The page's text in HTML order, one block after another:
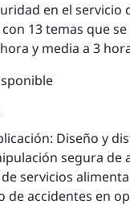
en el servicio
13 temas que
y media a 3
Diseño y
segura de
servicios
de accidentes en